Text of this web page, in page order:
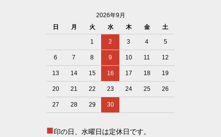
2026年9月
日
月 火 水 木 金 土
1 2 3 4 5
6 7 8 9 10 11 12
13 14 15 16 17 18 19
20 21 22 23 24 25 26
27 28 29 30
■印の日、水曜日は定休日です。